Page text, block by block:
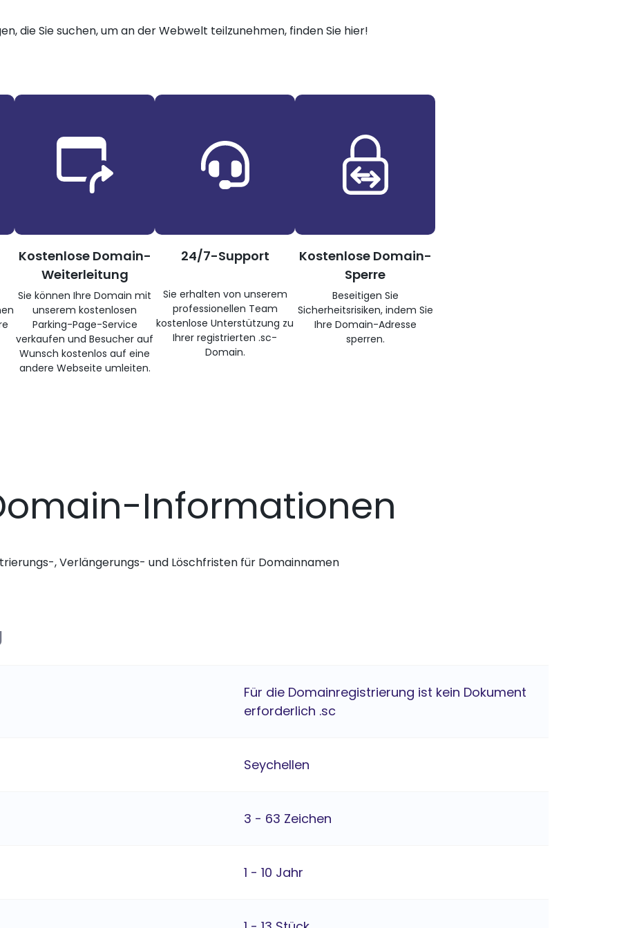
die Sie suchen, um an der Webwelt teilzunehmen, finden Sie hier!
Kostenlose Domain-
Weiterleitung
Sie können Ihre Domain mit
unserem kostenlosen
Parking-Page-Service
verkaufen und Besucher auf
Wunsch kostenlos auf eine
andere Webseite umleiten.
24/7-Support
Sie erhalten von unserem
professionellen Team
kostenlose Unterstützung zu
Ihrer registrierten .sc-
Domain.
Kostenlose Domain-
Sperre
Beseitigen Sie
Sicherheitsrisiken, indem Sie
Ihre Domain-Adresse
sperren.
Informationen
, Verlängerungs- und Löschfristen für Domainnamen
Für die Domainregistrierung ist kein Dokument
erforderlich .sc
Seychellen
3 - 63 Zeichen
1 - 10 Jahr